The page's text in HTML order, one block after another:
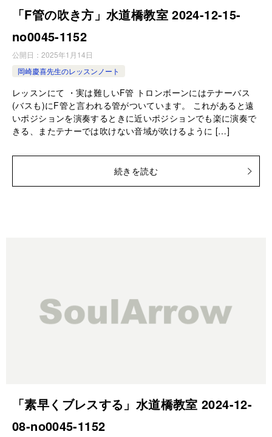
「F管の吹き方」水道橋教室 2024-12-15-
no0045-1152
公開日： 2025年1月14日
岡崎慶喜先生のレッスンノート
レッスンにて ・実は難しいF管 トロンボーンにはテナーバス
(バスも)にF管と言われる管がついています。 これがあると遠
いポジションを演奏するときに近いポジションでも楽に演奏で
きる、またテナーでは吹けない音域が吹けるように […]
続きを読む
「素早くブレスする」水道橋教室 2024-12-
08-no0045-1152